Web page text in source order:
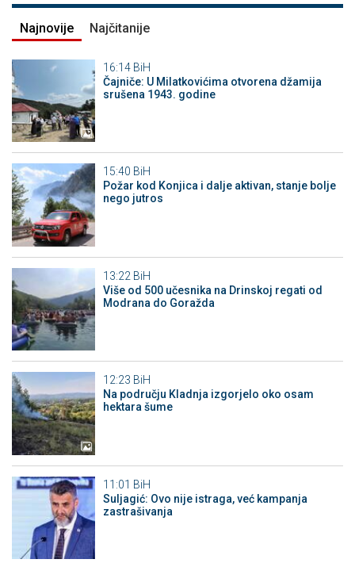
Najnovije Najčitanije
16:14 BiH
Čajniče: U Milatkovićima otvorena džamija
srušena 1943. godine
15:40 BiH
Požar kod Konjica i dalje aktivan, stanje bolje
nego jutros
13:22 BiH
Više od 500 učesnika na Drinskoj regati od
Modrana do Goražda
12:23 BiH
Na području Kladnja izgorjelo oko osam
hektara šume
11:01 BiH
Suljagić: Ovo nije istraga, već kampanja
zastrašivanja